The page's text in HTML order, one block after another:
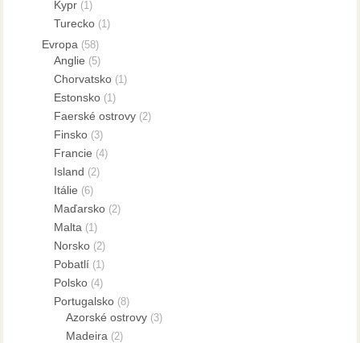
Kypr (1)
Turecko (1)
Evropa (58)
Anglie (5)
Chorvatsko (1)
Estonsko (1)
Faerské ostrovy (2)
Finsko (3)
Francie (4)
Island (2)
Itálie (6)
Maďarsko (2)
Malta (1)
Norsko (2)
Pobatlí (1)
Polsko (4)
Portugalsko (8)
Azorské ostrovy (3)
Madeira (2)